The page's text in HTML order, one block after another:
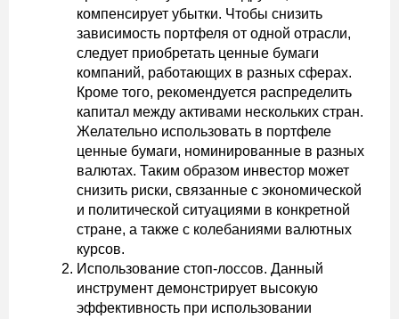
компенсирует убытки. Чтобы снизить
зависимость портфеля от одной отрасли,
следует приобретать ценные бумаги
компаний, работающих в разных сферах.
Кроме того, рекомендуется распределить
капитал между активами нескольких стран.
Желательно использовать в портфеле
ценные бумаги, номинированные в разных
валютах. Таким образом инвестор может
снизить риски, связанные с экономической
и политической ситуациями в конкретной
стране, а также с колебаниями валютных
курсов.
Использование стоп-лоссов. Данный
инструмент демонстрирует высокую
эффективность при использовании